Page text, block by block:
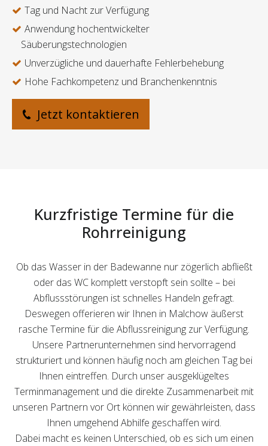
Tag und Nacht zur Verfügung
Anwendung hochentwickelter
Säuberungstechnologien
Unverzügliche und dauerhafte Fehlerbehebung
Hohe Fachkompetenz und Branchenkenntnis
Jetzt kontaktieren
Kurzfristige Termine für die
Rohrreinigung
Ob das Wasser in der Badewanne nur zögerlich abfließt
oder das WC komplett verstopft sein sollte – bei
Abflussstörungen ist schnelles Handeln gefragt.
Deswegen offerieren wir Ihnen in Malchow äußerst
rasche Termine für die Abflussreinigung zur Verfügung.
Unsere Partnerunternehmen sind hervorragend
strukturiert und können häufig noch am gleichen Tag bei
Ihnen eintreffen. Durch unser ausgeklügeltes
Terminmanagement und die direkte Zusammenarbeit mit
unseren Partnern vor Ort können wir gewährleisten, dass
Ihnen umgehend Abhilfe geschaffen wird.
Dabei macht es keinen Unterschied, ob es sich um einen